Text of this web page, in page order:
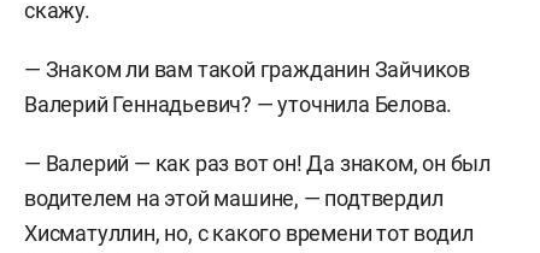
388 тыс. рублей и заплатило 118 тыс. рублей
налогов. Общая сумма ущерба по данному
составила 962 тыс. рублей.
Но на этом доплаты не закончились, полагает
скажу.
— Знаком ли вам такой гражданин Зайчиков
Валерий Геннадьевич? — уточнила Белова.
— Валерий — как раз вот он! Да знаком, он был
водителем на этой машине, — подтвердил
Хисматуллин, но, с какого времени тот водил